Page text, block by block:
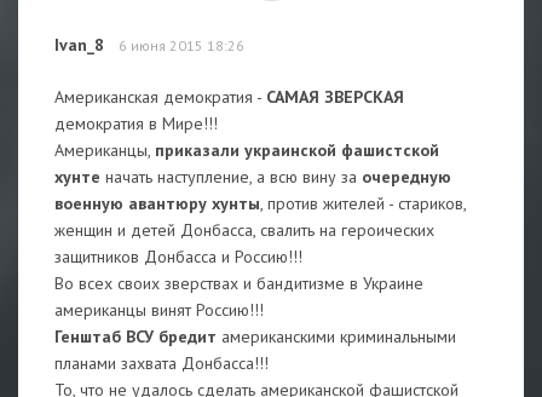
Ivan_8 6 июня 2015 18:26
Американская демократия - САМАЯ ЗВЕРСКАЯ
демократия в Мире!!!
Американцы, приказали украинской фашистской
хунте начать наступление, а всю вину за очередную
военную авантюру хунты , против жителей - стариков,
женщин и детей Донбасса, свалить на героических
защитников Донбасса и Россию!!!
Во всех своих зверствах и бандитизме в Украине
американцы винят Россию!!!
Генштаб ВСУ бредит американскими криминальными
планами захвата Донбасса!!!
То, что не удалось сделать американской фашистской